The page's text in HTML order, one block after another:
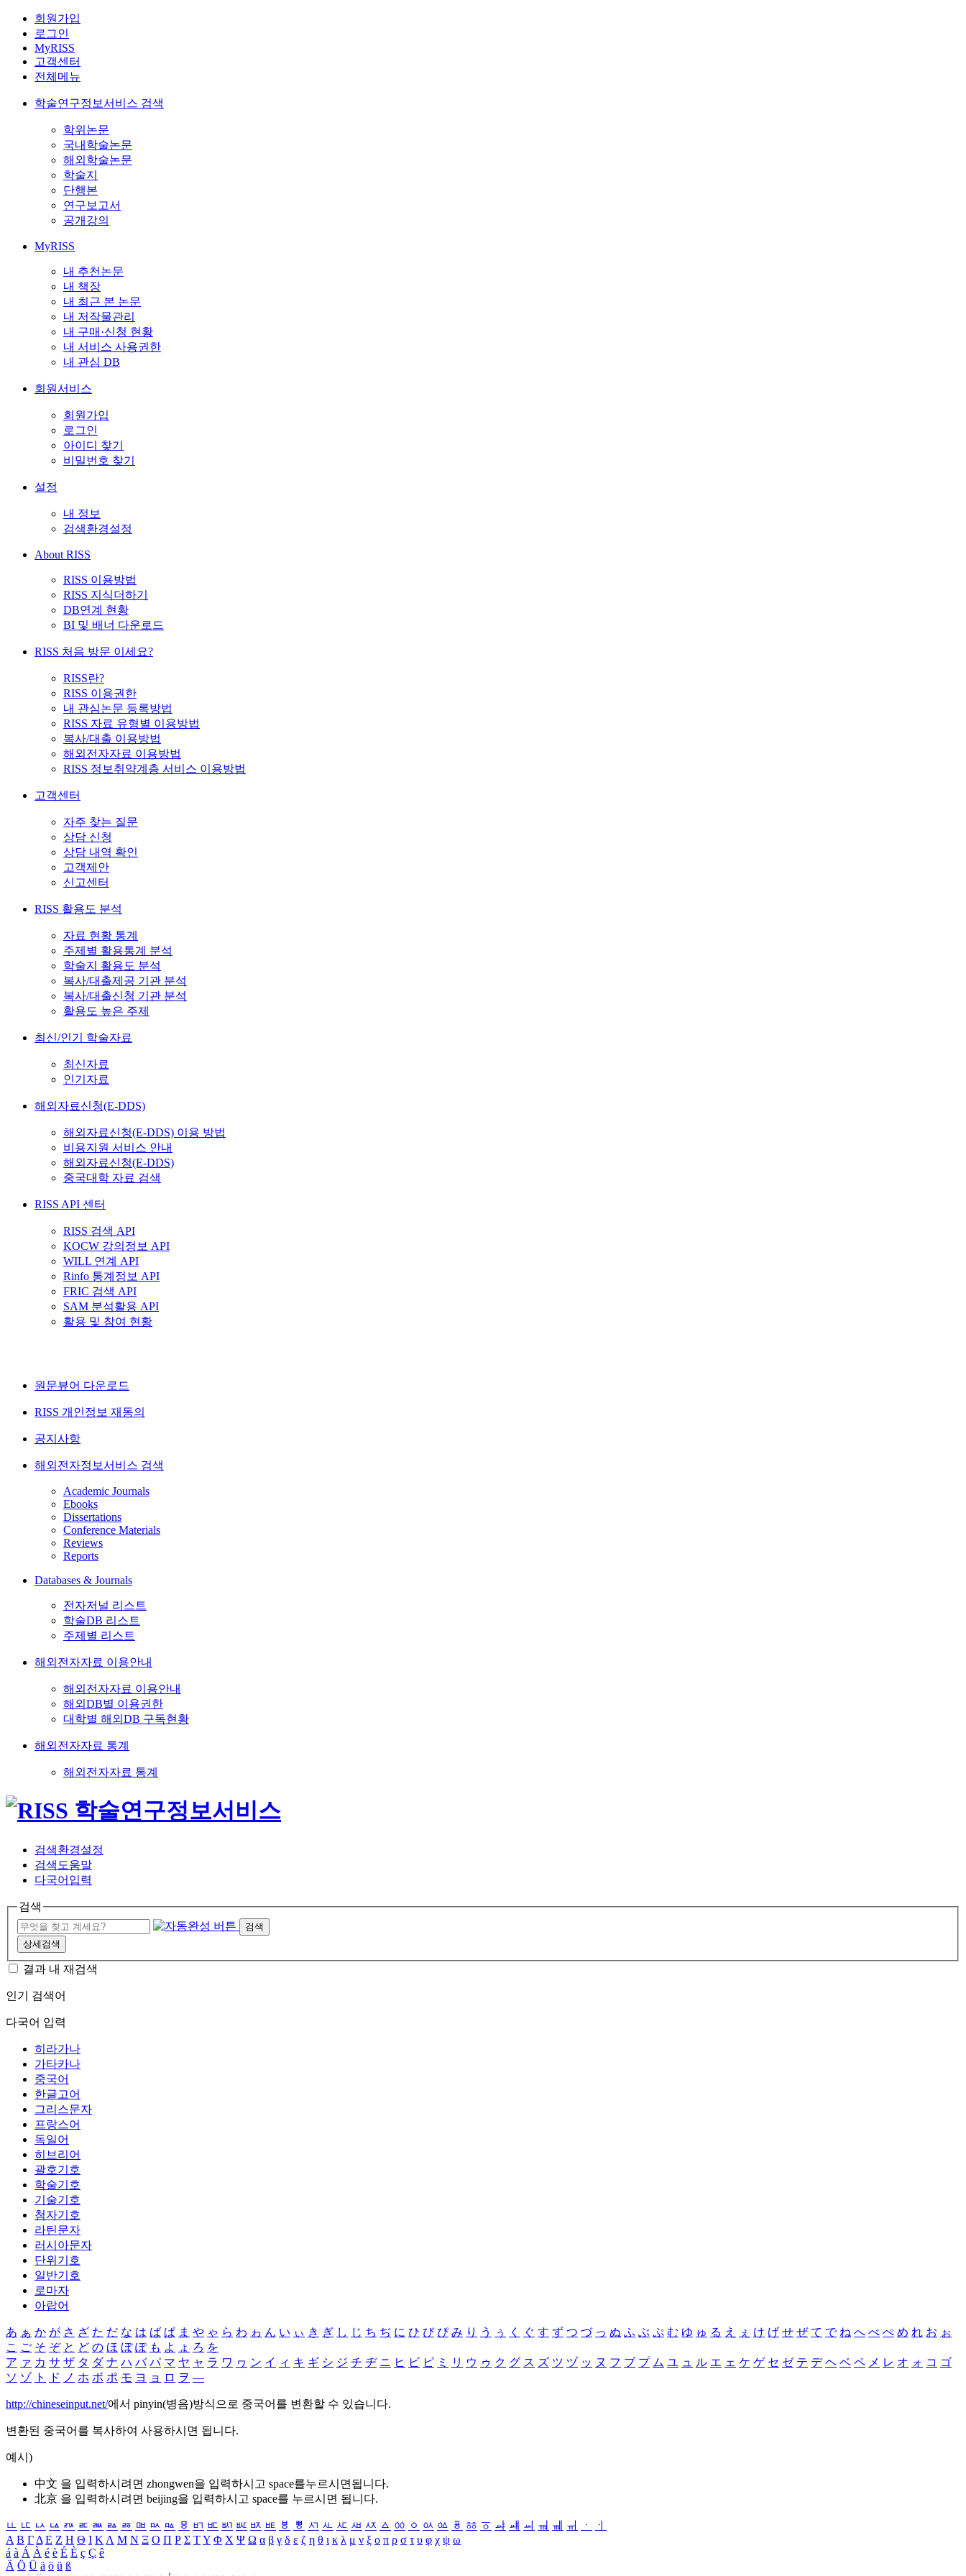
회원가입
로그인
MyRISS
고객센터
전체메뉴
학술연구정보서비스 검색
학위논문
국내학술논문
해외학술논문
학술지
단행본
연구보고서
공개강의
MyRISS
내 추천논문
내 책장
내 최근 본 논문
내 저작물관리
내 구매·신청 현황
내 서비스 사용권한
내 관심 DB
회원서비스
회원가입
로그인
아이디 찾기
비밀번호 찾기
설정
내 정보
검색환경설정
About RISS
RISS 이용방법
RISS 지식더하기
DB연계 현황
BI 및 배너 다운로드
RISS 처음 방문 이세요?
RISS란?
RISS 이용권한
내 관심논문 등록방법
RISS 자료 유형별 이용방법
복사/대출 이용방법
해외전자자료 이용방법
RISS 정보취약계층 서비스 이용방법
고객센터
자주 찾는 질문
상담 신청
상담 내역 확인
고객제안
신고센터
RISS 활용도 분석
자료 현황 통계
주제별 활용통계 분석
학술지 활용도 분석
복사/대출제공 기관 분석
복사/대출신청 기관 분석
활용도 높은 주제
최신/인기 학술자료
최신자료
인기자료
해외자료신청(E-DDS)
해외자료신청(E-DDS) 이용 방법
비용지원 서비스 안내
해외자료신청(E-DDS)
중국대학 자료 검색
RISS API 센터
RISS 검색 API
KOCW 강의정보 API
WILL 연계 API
Rinfo 통계정보 API
FRIC 검색 API
SAM 분석활용 API
활용 및 참여 현황
원문뷰어 다운로드
RISS 개인정보 재동의
공지사항
해외전자정보서비스 검색
Academic Journals
Ebooks
Dissertations
Conference Materials
Reviews
Reports
Databases & Journals
전자저널 리스트
학술DB 리스트
주제별 리스트
해외전자자료 이용안내
해외전자자료 이용안내
해외DB별 이용권한
대학별 해외DB 구독현황
해외전자자료 통계
해외전자자료 통계
검색환경설정
검색도움말
다국어입력
검색
검색
상세검색
결과 내 재검색
인기 검색어
다국어 입력
히라가나
가타카나
중국어
한글고어
그리스문자
프랑스어
독일어
히브리어
괄호기호
학술기호
기술기호
첨자기호
라틴문자
러시아문자
단위기호
일반기호
로마자
아랍어
あ ぁ か が さ ざ た だ な は ば ぱ ま や ゃ ら わ ゎ ん い ぃ き ぎ し じ ち ぢ に ひ び ぴ み り う ぅ く ぐ す ず つ づ っ ぬ ふ ぶ ぷ む ゆ ゅ る え ぇ け げ せ ぜ て で ね へ べ ぺ め れ お ぉ
こ ご そ ぞ と ど の ほ ぼ ぽ も よ ょ ろ を
ア ァ カ サ ザ タ ダ ナ ハ バ パ マ ヤ ャ ラ ワ ヮ ン イ ィ キ ギ シ ジ チ ヂ ニ ヒ ビ ピ ミ リ ウ ゥ ク グ ス ズ ツ ヅ ッ ヌ フ ブ プ ム ユ ュ ル エ ェ ケ ゲ セ ゼ テ デ ヘ ベ ペ メ レ オ ォ コ ゴ
ソ ゾ ト ド ノ ホ ボ ポ モ ヨ ョ ロ ヲ ―
http://chineseinput.net/에서 pinyin(병음)방식으로 중국어를 변환할 수 있습니다.
변환된 중국어를 복사하여 사용하시면 됩니다.
예시)
中文 을 입력하시려면 zhongwen을 입력하시고 space를누르시면됩니다.
北京 을 입력하시려면 beijing을 입력하시고 space를 누르시면 됩니다.
ㅥ ㅦ ㅧ ㅨ ㅩ ㅪ ㅫ ㅬ ㅭ ㅮ ㅯ ㅰ ㅱ ㅲ ㅳ ㅴ ㅵ ㅶ ㅷ ㅸ ㅹ ㅺ ㅻ ㅼ ㅽ ㅾ ㅿ ㆀ ㆁ ㆂ ㆃ ㆄ ㆅ ㆆ ㆇ ㆈ ㆉ ㆊ ㆋ ㆌ ㆍ
ㆎ
Α Β ΓΔ Ε Ζ Η Θ Ι ΚΛ Μ Ν Ξ Ο Π Ρ Σ ΤΥ Φ Χ Ψ Ω α β γ δ ε ζ η θ ι κ λ μ ν ξ ο π ρ σ τ υ φ χ ψ ω
á à Á À é è É È ç Ç ê
Ä Ö Ü ä ö ü ß